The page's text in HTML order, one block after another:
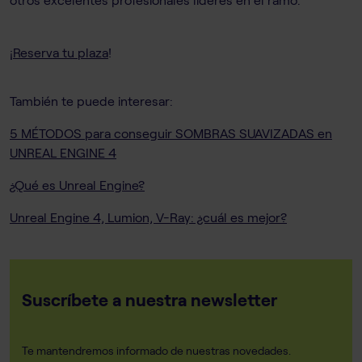
¡Reserva tu plaza!
También te puede interesar:
5 MÉTODOS para conseguir SOMBRAS SUAVIZADAS en
UNREAL ENGINE 4
¿Qué es Unreal Engine?
Unreal Engine 4, Lumion, V-Ray: ¿cuál es mejor?
Suscríbete a nuestra newsletter
Te mantendremos informado de nuestras novedades.